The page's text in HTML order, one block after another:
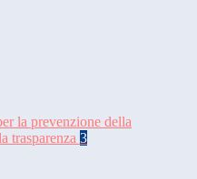
la prevenzione della
trasparenza 3